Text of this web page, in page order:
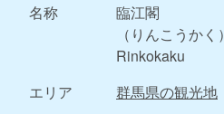
名称
臨江閣
（りんこうかく）
Rinkokaku
エリア
群馬県の観光地